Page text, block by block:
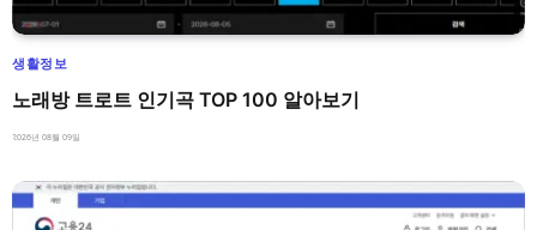
생활정보
노래방 트로트 인기곡 TOP 100 알아보기
2026년 08월 09일